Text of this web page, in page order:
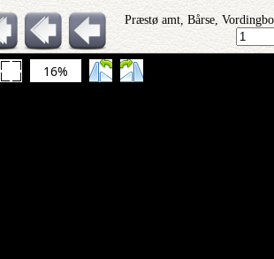
Præstø amt, Bårse,
16%